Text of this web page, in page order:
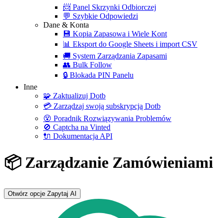
📨 Panel Skrzynki Odbiorczej
💬 Szybkie Odpowiedzi
Dane & Konta
💾 Kopia Zapasowa i Wiele Kont
📊 Eksport do Google Sheets i import CSV
🚚 System Zarządzania Zapasami
👥 Bulk Follow
🔒 Blokada PIN Panelu
Inne
🧩 Zaktualizuj Dotb
💳 Zarządzaj swoją subskrypcją Dotb
😵 Poradnik Rozwiązywania Problemów
🚫 Captcha na Vinted
🔌 Dokumentacja API
📦 Zarządzanie Zamówieniami
Otwórz opcje Zapytaj AI